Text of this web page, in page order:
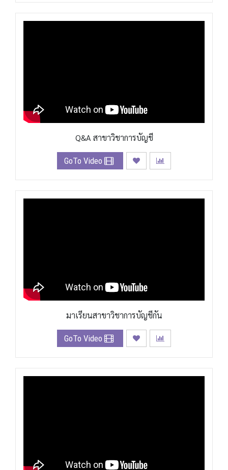
Q&A สาขาวิชาการบัญชี
GoTo Video
มาเรียนสาขาวิชาการบัญชีกัน
GoTo Video